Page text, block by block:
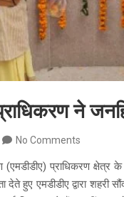
ने
No Comments
(एमडीडीए) प्राधिकरण
हुए एमडीडीए द्वारा शहरी